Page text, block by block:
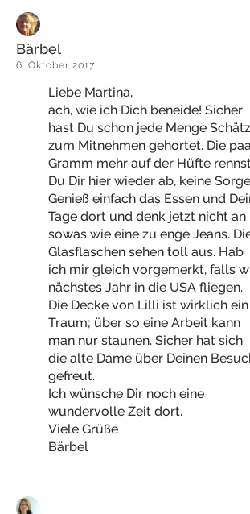
Bärbel
6. Oktober 2017
Liebe Martina,
ach, wie ich Dich beneide! Sicher
hast Du schon jede Menge
zum Mitnehmen gehortet. Die
Gramm mehr auf der Hüfte
Du Dir hier wieder ab, keine
Genieß einfach das Essen und
Tage dort und denk jetzt nicht an
sowas wie eine zu enge Jeans.
Glasflaschen sehen toll aus. Hab
ich mir gleich vorgemerkt, falls
nächstes Jahr in die USA fliegen.
Die Decke von Lilli ist wirklich ein
Traum; über so eine Arbeit kann
man nur staunen. Sicher hat sich
die alte Dame über Deinen
gefreut.
Ich wünsche Dir noch eine
wundervolle Zeit dort.
Viele Grüße
Bärbel